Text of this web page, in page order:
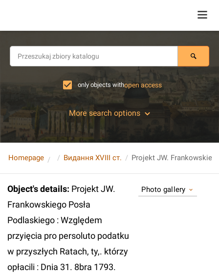
only objects withopen access
More search options
Homepage Видання XVIII ст.
Object's details: Projekt JW.
Frankowskiego Posła
Podlaskiego : Względem
przyięcia pro persoluto podatku
w przyszłych Ratach, ty,. którzy
opłacili : Dnia 31. 8bra 1793.
Photo gallery